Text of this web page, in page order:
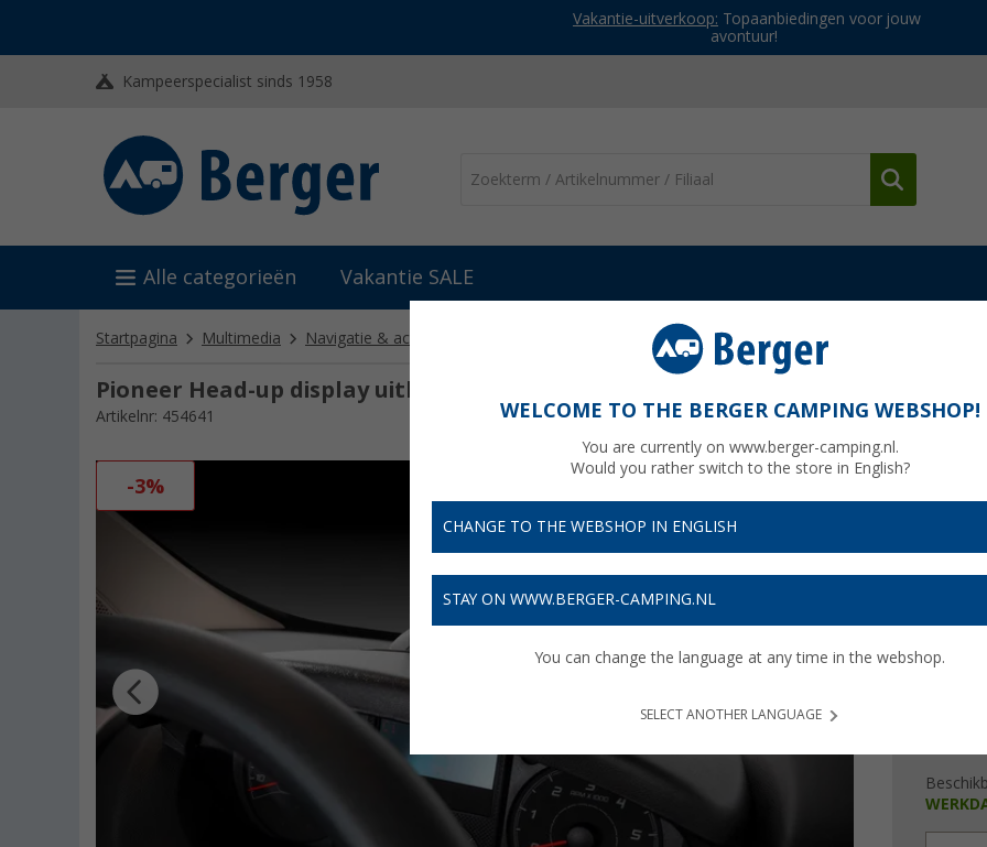
Vakantie-uitverkoop: Topaanbiedingen voor jouw
avontuur!
Kampeerspecialist sinds 1958
Alle categorieën Vakantie SALE
Startpagina Multimedia Navigatie & achteruitrijcamera's Navigatiesystemen Pioneer Head-up display uitbreiding
Pioneer Head-up display uitbreiding voor Fiat Ducato 8
Artikelnr: 454641
-3%
€
WELCOME TO THE BERGER CAMPING WEBSHOP!
You are currently on www.berger-camping.nl.
Would you rather switch to the store in English?
CHANGE TO THE WEBSHOP IN ENGLISH
STAY ON WWW.BERGER-CAMPING.NL
You can change the language at any time in the webshop.
SELECT ANOTHER LANGUAGE